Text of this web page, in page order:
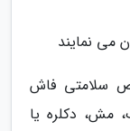
می نمایند
سلامتی فاش
مش، دکلره یا